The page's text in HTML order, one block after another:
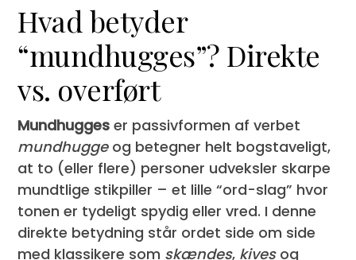
Hvad betyder
“mundhugges”? Direkte
vs. overført
Mundhugges er passivformen af verbet
mundhuggeog betegner helt bogstaveligt,
at to (eller flere) personer udveksler skarpe
mundtlige stikpiller – et lille “ord-slag” hvor
tonen er tydeligt spydig eller vred. I denne
direkte betydning står ordet side om side
med klassikere som skændes, kivesog